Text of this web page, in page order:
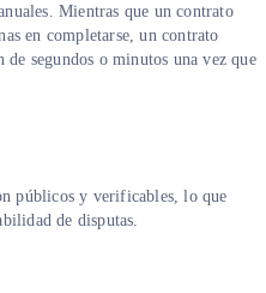
Mientras que un contrato
en completarse, un contrato
de segundos o minutos una vez que
públicos y verificables, lo que
de disputas.